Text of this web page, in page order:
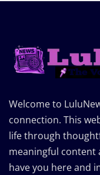
Welcome to
connection. This
life through
meaningful content
have you here and